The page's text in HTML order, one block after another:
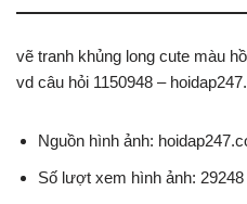
vẽ tranh khủng long cute màu
vd câu hỏi 1150948 –
Nguồn hình ảnh:
Số lượt xem hình ảnh: 29248